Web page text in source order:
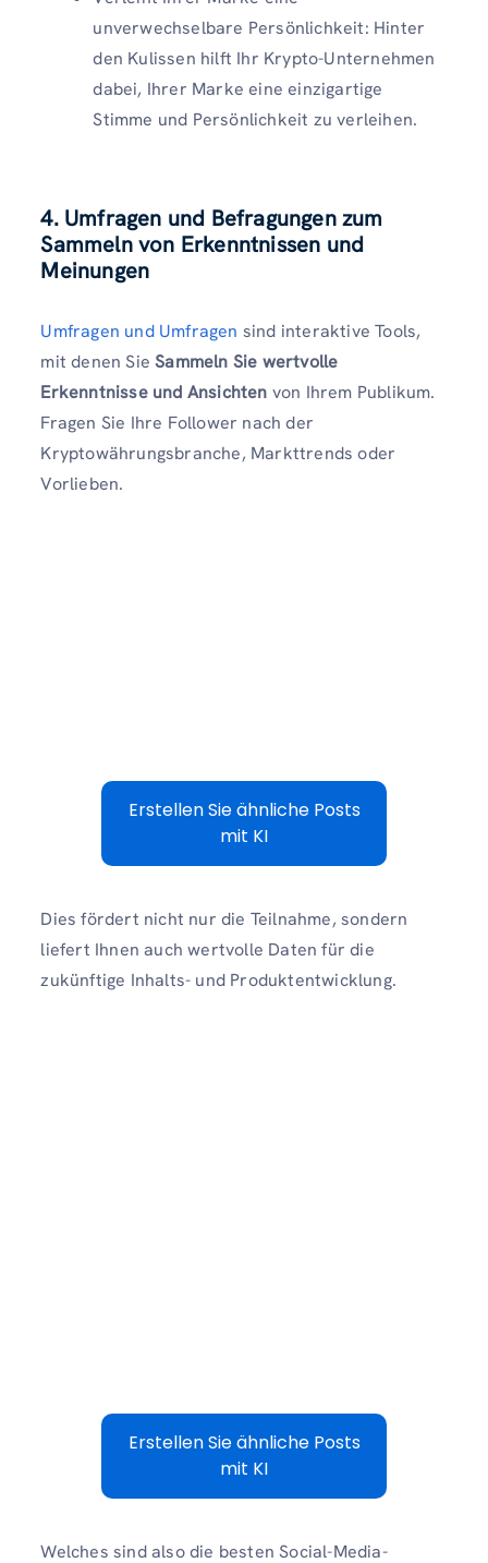
unverwechselbare Persönlichkeit: Hinter
den Kulissen hilft Ihr Krypto-Unternehmen
dabei, Ihrer Marke eine einzigartige
Stimme und Persönlichkeit zu verleihen.
4. Umfragen und Befragungen zum
Sammeln von Erkenntnissen und
Meinungen
Umfragen und Umfragen sind interaktive Tools,
mit denen SieSammeln Sie wertvolle
Erkenntnisse und Ansichten von Ihrem Publikum.
Fragen Sie Ihre Follower nach der
Kryptowährungsbranche, Markttrends oder
Vorlieben.
Erstellen Sie ähnliche Posts
mit KI
Dies fördert nicht nur die Teilnahme, sondern
liefert Ihnen auch wertvolle Daten für die
zukünftige Inhalts- und Produktentwicklung.
Erstellen Sie ähnliche Posts
mit KI
Welches sind also die besten Social-Media-